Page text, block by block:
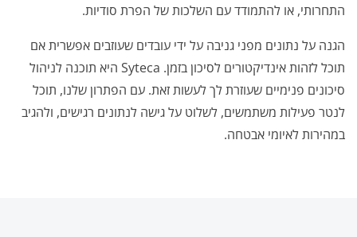
התחרותי, או להתמודד עם השלכות של הפרת סודיות.
הגנה על נתונים מפני גניבה על ידי עובדים שעוזבים אפשרית אם
תוכל לזהות אינדיקטורים לסיכון בזמן. Syteca היא תוכנה לניהול
סיכונים פנימיים שעוזרת לך לעשות זאת. עם הפתרון שלנו, תוכל
לנטר פעילות משתמשים, לשלוט על גישה לנתונים רגישים, ולהגיב
במהירות לאיומי אבטחה.